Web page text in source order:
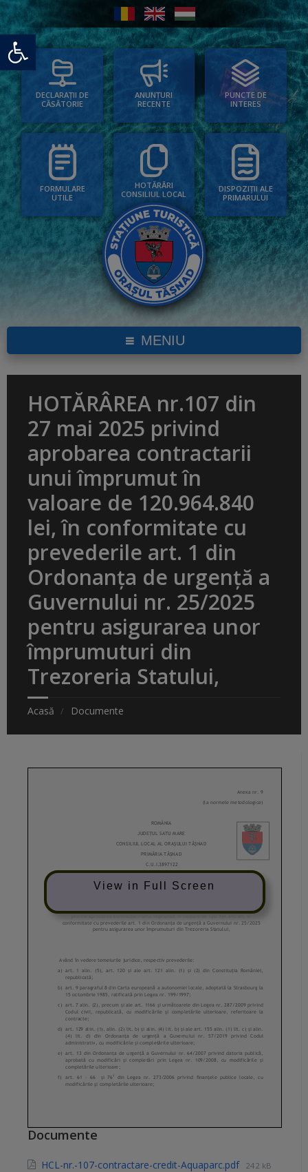
Deschide bara de unelte
DECLARAȚII DE
CĂSĂTORIE
ANUNȚURI
RECENTE
PUNCTE DE
INTERES
FORMULARE
UTILE
HOTĂRÂRI
CONSILIUL LOCAL
DISPOZIȚII ALE
PRIMARULUI
MENIU
HOTĂRÂREA nr.107 din
27 mai 2025 privind
aprobarea contractarii
unui împrumut în
valoare de 120.964.840
lei, în conformitate cu
prevederile art. 1 din
Ordonanța de urgență a
Guvernului nr. 25/2025
pentru asigurarea unor
împrumuturi din
Trezoreria Statului,
Acasă Documente
View in Full Screen
Documente
HCL-nr.-107-contractare-credit-Aquaparc.pdf 242 kB